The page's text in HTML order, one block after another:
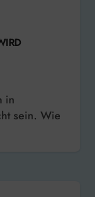
sein. Wie